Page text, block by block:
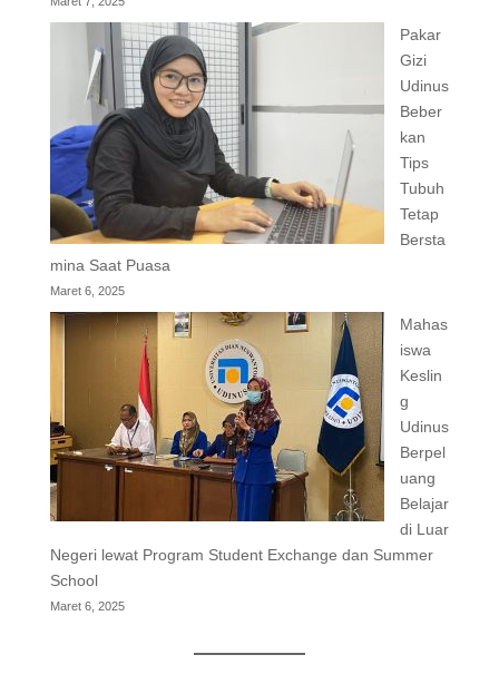
Pakar
Gizi
Udinus
Beber
kan
Tips
Tubuh
Tetap
Bersta
mina Saat Puasa
Maret 6, 2025
Mahas
iswa
Keslin
g
Udinus
Berpel
uang
Belajar
di Luar
Negeri lewat Program Student Exchange dan Summer
School
Maret 6, 2025